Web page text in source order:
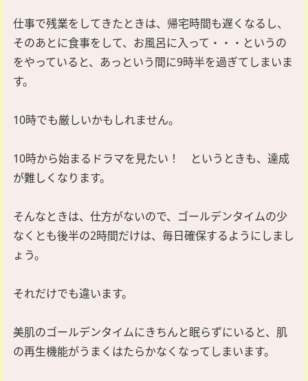
仕事で残業をしてきたときは、帰宅時間も遅くなるし、
そのあとに食事をして、お風呂に入って・・・というの
をやっていると、あっという間に9時半を過ぎてしまいま
す。
10時でも厳しいかもしれません。
10時から始まるドラマを見たい！ というときも、達成
が難しくなります。
そんなときは、仕方がないので、ゴールデンタイムの少
なくとも後半の2時間だけは、毎日確保するようにしまし
ょう。
それだけでも違います。
美肌のゴールデンタイムにきちんと眠らずにいると、肌
の再生機能がうまくはたらかなくなってしまいます。